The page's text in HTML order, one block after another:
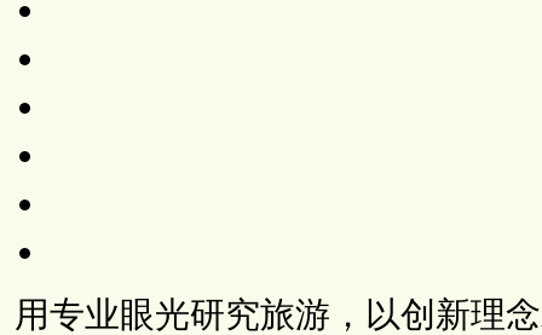
用专业眼光研究旅游，以创新理